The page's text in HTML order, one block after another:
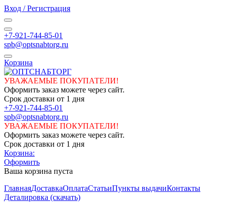
Вход / Регистрация
+7-921-744-85-01
spb@optsnabtorg.ru
Корзина
УВАЖАЕМЫЕ ПОКУПАТЕЛИ!
Оформить заказ можете через сайт.
Срок доставки от 1 дня
+7-921-744-85-01
spb@optsnabtorg.ru
УВАЖАЕМЫЕ ПОКУПАТЕЛИ!
Оформить заказ можете через сайт.
Срок доставки от 1 дня
Корзина:
Оформить
Ваша корзина пуста
ГлавнаяДоставкаОплатаСтатьиПункты выдачиКонтакты
Деталировка (скачать)